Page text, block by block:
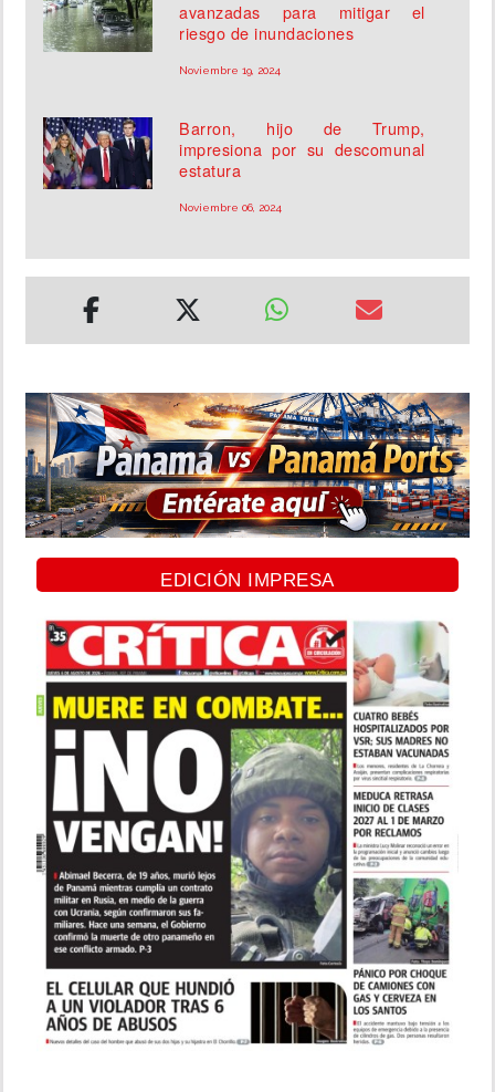
avanzadas para mitigar el
riesgo de inundaciones
Noviembre 19, 2024
Barron, hijo de Trump,
impresiona por su descomunal
estatura
Noviembre 06, 2024
EDICIÓN IMPRESA